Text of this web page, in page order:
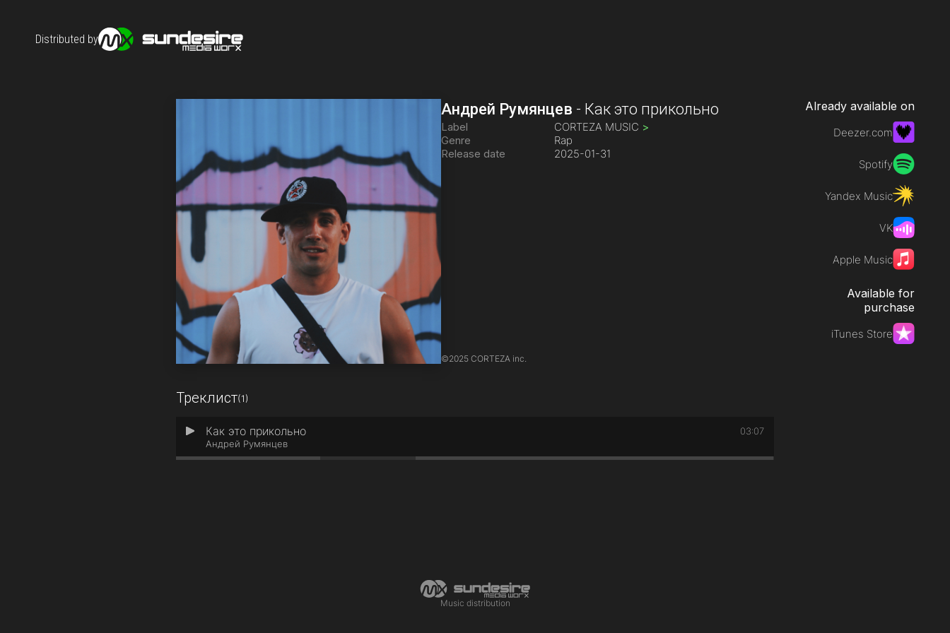
Distributed by
Андрей Румянцев - Как это прикольно
Label CORTEZA MUSIC >
Genre
Rap
Release date
2025-01-31
©2025 CORTEZA inc.
Треклист(1)
1 Как это прикольно
Андрей Румянцев
03:07
Already available on
Deezer.com
Spotify
Yandex Music
VK
Apple Music
Available for
purchase
iTunes Store
Music distribution